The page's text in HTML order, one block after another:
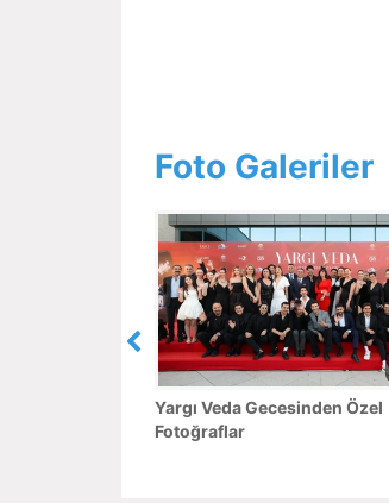
Foto Galeriler
Yargı Veda Gecesinden Özel
Fotoğraflar